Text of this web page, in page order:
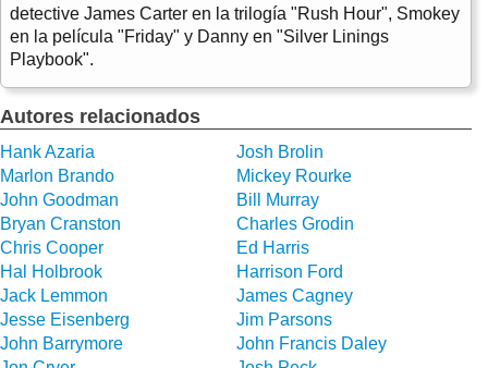
detective James Carter en la trilogía "Rush Hour", Smokey
en la película "Friday" y Danny en "Silver Linings
Playbook".
Autores relacionados
Hank Azaria
Josh Brolin
Marlon Brando
Mickey Rourke
John Goodman
Bill Murray
Bryan Cranston
Charles Grodin
Chris Cooper
Ed Harris
Hal Holbrook
Harrison Ford
Jack Lemmon
James Cagney
Jesse Eisenberg
Jim Parsons
John Barrymore
John Francis Daley